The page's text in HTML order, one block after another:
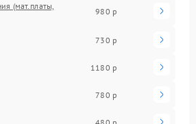
(мат.платы,
980 р
730 р
1180 р
780 р